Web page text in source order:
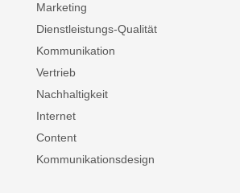
Marketing
Dienstleistungs-Qualität
Kommunikation
Vertrieb
Nachhaltigkeit
Internet
Content
Kommunikationsdesign